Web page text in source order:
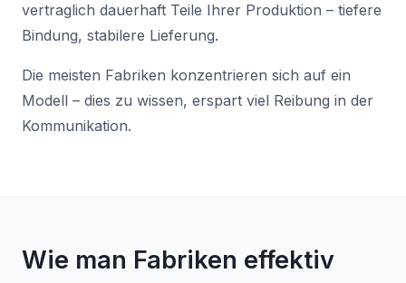
vertraglich dauerhaft Teile Ihrer Produktion – tiefere
Bindung, stabilere Lieferung.
Die meisten Fabriken konzentrieren sich auf ein
Modell – dies zu wissen, erspart viel Reibung in der
Kommunikation.
Wie man Fabriken effektiv